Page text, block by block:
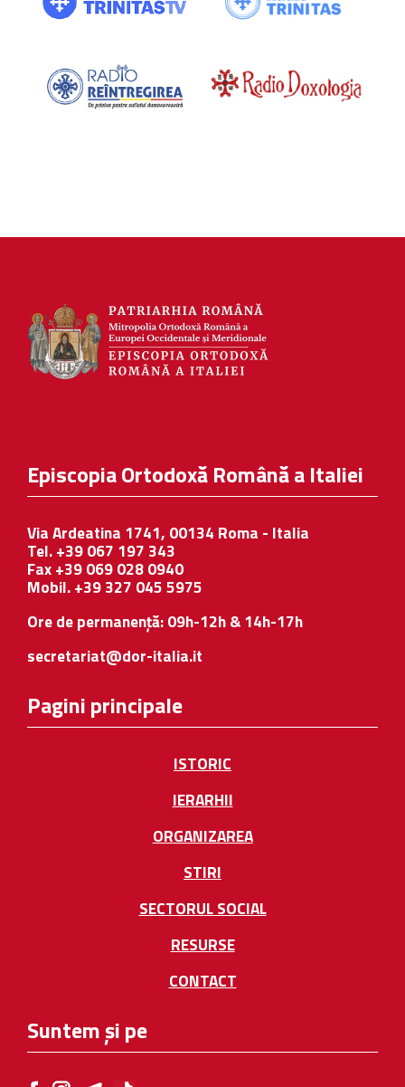
Episcopia Ortodoxă Română a Italiei
Via Ardeatina 1741, 00134 Roma - Italia
Tel. +39 067 197 343
Fax +39 069 028 0940
Mobil. +39 327 045 5975
Ore de permanență: 09h-12h & 14h-17h
secretariat@dor-italia.it
Pagini principale
ISTORIC
IERARHII
ORGANIZAREA
STIRI
SECTORUL SOCIAL
RESURSE
CONTACT
Suntem și pe